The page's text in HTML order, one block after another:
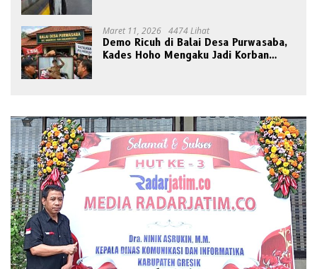
Maret 11, 2026 4474 Lihat
Demo Ricuh di Balai Desa Purwasaba,
Kades Hoho Mengaku Jadi Korban